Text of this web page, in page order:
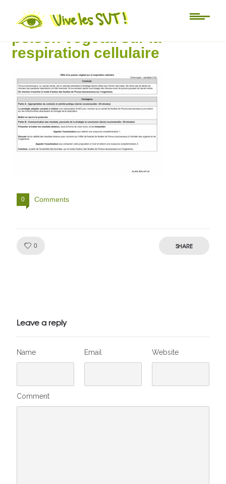
ECE_26_SVT_60 Effet d’un
poison végétal sur la
respiration cellulaire
0 Comments
0 SHARE
Leave a reply
Name Email Website
Comment